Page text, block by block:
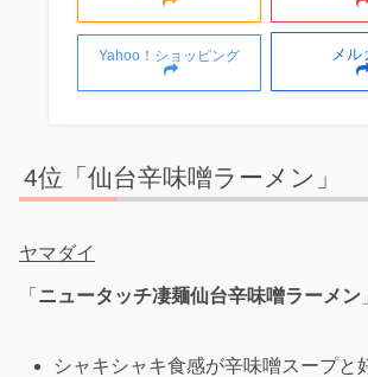
Yahoo！ショッピング メル
4位「仙台辛味噌ラーメン」
ヤマダイ
「 ニュータッチ凄麺仙台辛味噌ラーメン
シャキシャキ食感が辛味噌スープと